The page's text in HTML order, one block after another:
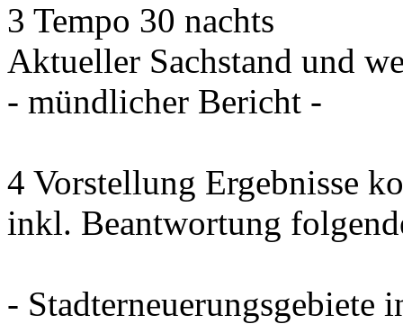
3 Tempo 30 nachts
Aktueller Sachstand und
- mündlicher Bericht -
4 Vorstellung Ergebnisse
inkl. Beantwortung
- Stadterneuerungsgebiete